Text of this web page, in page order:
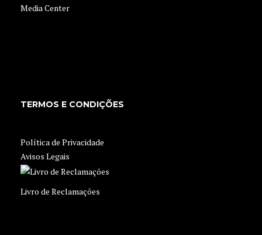
Media Center
TERMOS E CONDIÇÕES
Política de Privacidade
Avisos Legais
Livro de Reclamações